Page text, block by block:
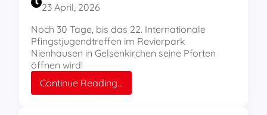
23 April, 2026
Noch 30 Tage, bis das 22. Internationale
Pfingstjugendtreffen im Revierpark
Nienhausen in Gelsenkirchen seine Pforten
öffnen wird!
Continue Reading…
Gelsenkirchen: